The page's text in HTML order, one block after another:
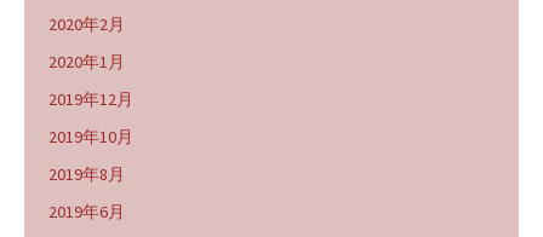
2020年2月
2020年1月
2019年12月
2019年10月
2019年8月
2019年6月